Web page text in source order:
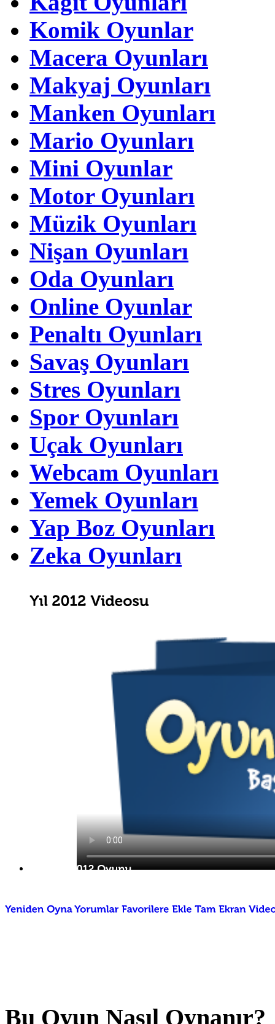
Komik Oyunlar
Macera Oyunları
Makyaj Oyunları
Manken Oyunları
Mario Oyunları
Mini Oyunlar
Motor Oyunları
Müzik Oyunları
Nişan Oyunları
Oda Oyunları
Online Oyunlar
Penaltı Oyunları
Savaş Oyunları
Stres Oyunları
Spor Oyunları
Uçak Oyunları
Webcam Oyunları
Yemek Oyunları
Yap Boz Oyunları
Zeka Oyunları
Bu Oyun Nasıl Oynanır?